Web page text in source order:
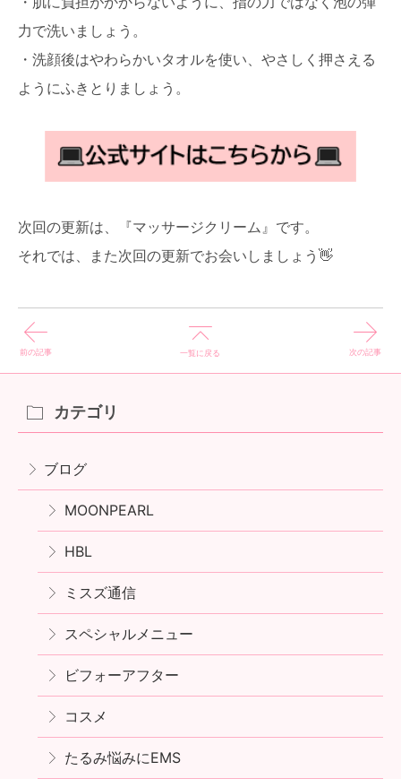
力で洗いましょう。
・洗顔後はやわらかいタオルを使い、やさしく押さえる
ようにふきとりましょう。
次回の更新は、『マッサージクリーム』です。
それでは、また次回の更新でお会いしましょう👋
前の記事 一覧に戻る 次の記事
カテゴリ
ブログ
MOONPEARL
HBL
ミスズ通信
スペシャルメニュー
ビフォーアフター
コスメ
たるみ悩みにEMS